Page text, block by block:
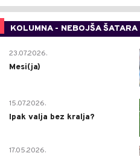
KOLUMNA - NEBOJŠA ŠATARA
23.07.2026.
Mesi(ja)
15.07.2026.
Ipak valja bez kralja?
17.05.2026.